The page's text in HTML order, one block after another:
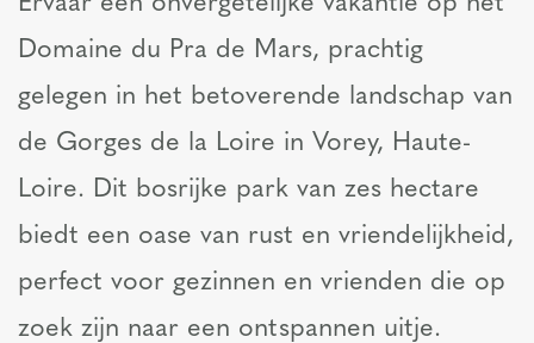
Domaine du Pra de Mars, prachtig
gelegen in het betoverende landschap van
de Gorges de la Loire in Vorey, Haute-
Loire. Dit bosrijke park van zes hectare
biedt een oase van rust en vriendelijkheid,
perfect voor gezinnen en vrienden die op
zoek zijn naar een ontspannen uitje.